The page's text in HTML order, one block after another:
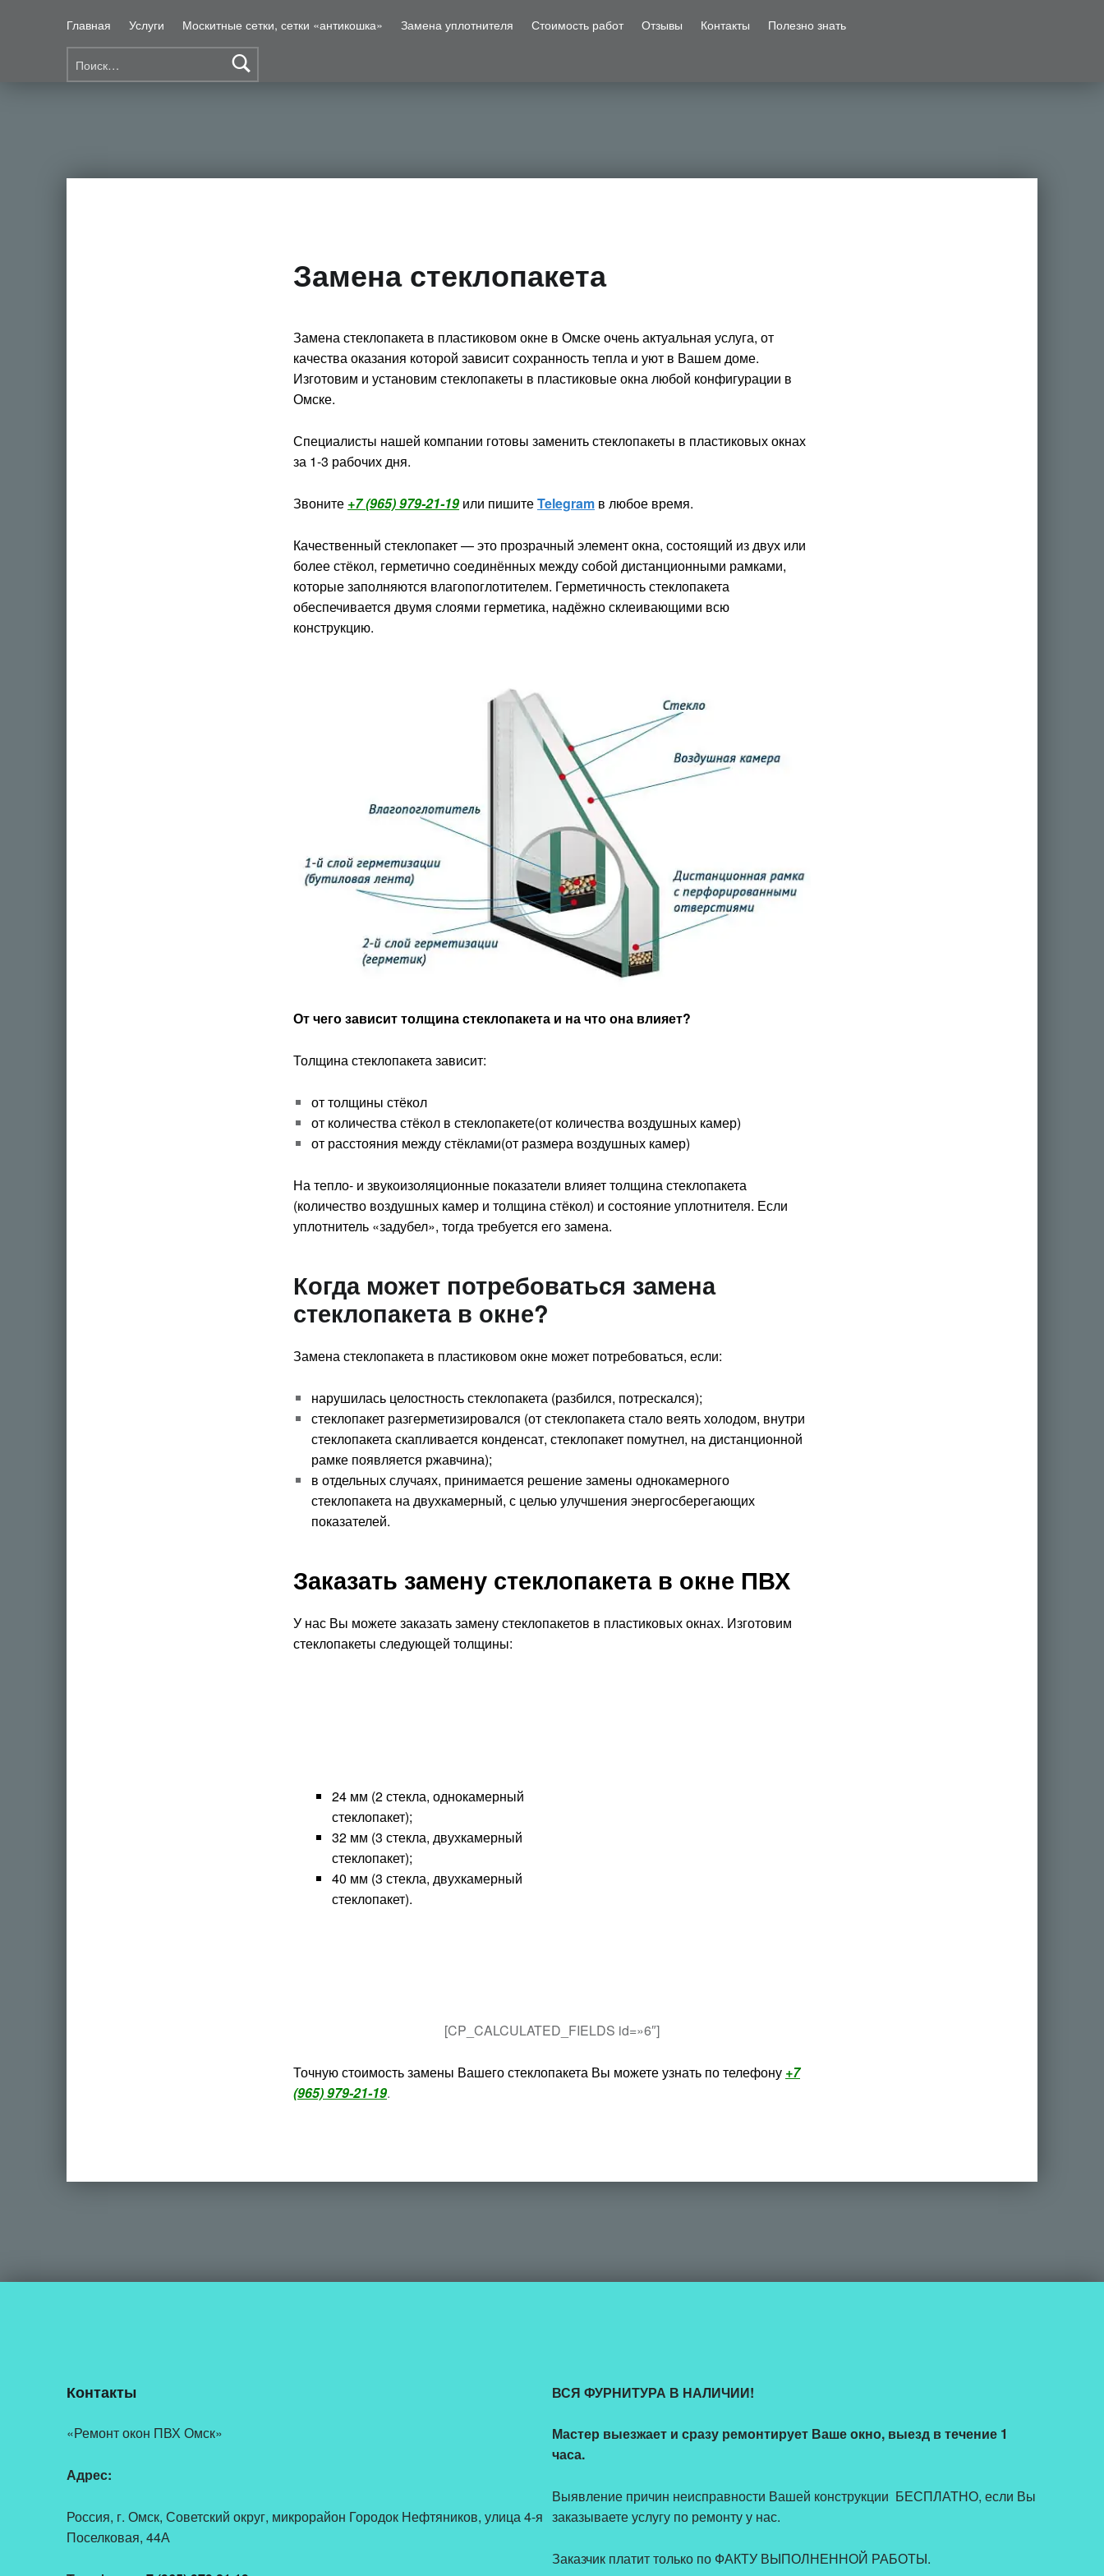
Найти:
Главная Услуги Москитные сетки, сетки «антикошка» Замена уплотнителя Стоимость работ Отзывы Контакты Полезно знать
Замена стеклопакета
Замена стеклопакета в пластиковом окне в Омске очень актуальная услуга, от
качества оказания которой зависит сохранность тепла и уют в Вашем доме.
Изготовим и установим стеклопакеты в пластиковые окна любой конфигурации в
Омске.
Специалисты нашей компании готовы заменить стеклопакеты в пластиковых окнах
за 1-3 рабочих дня.
Звоните +7 (965) 979-21-19или пишитеTelegramв любое время.
Качественный стеклопакет — это прозрачный элемент окна, состоящий из двух или
более стёкол, герметично соединённых между собой дистанционными рамками,
которые заполняются влагопоглотителем. Герметичность стеклопакета
обеспечивается двумя слоями герметика, надёжно склеивающими всю
конструкцию.
От чего зависит толщина стеклопакета и на что она влияет?
Толщина стеклопакета зависит:
от толщины стёкол
от количества стёкол в стеклопакете(от количества воздушных камер)
от расстояния между стёклами(от размера воздушных камер)
На тепло- и звукоизоляционные показатели влияет толщина стеклопакета
(количество воздушных камер и толщина стёкол) и состояние уплотнителя. Если
уплотнитель «задубел», тогда требуется его замена.
Когда может потребоваться замена
стеклопакета в окне?
Замена стеклопакета в пластиковом окне может потребоваться, если:
нарушилась целостность стеклопакета (разбился, потрескался);
стеклопакет разгерметизировался (от стеклопакета стало веять холодом, внутри
стеклопакета скапливается конденсат, стеклопакет помутнел, на дистанционной
рамке появляется ржавчина);
в отдельных случаях, принимается решение замены однокамерного
стеклопакета на двухкамерный, с целью улучшения энергосберегающих
показателей.
Заказать замену стеклопакета в окне ПВХ
У нас Вы можете заказать замену стеклопакетов в пластиковых окнах. Изготовим
стеклопакеты следующей толщины:
24 мм (2 стекла, однокамерный
стеклопакет);
32 мм (3 стекла, двухкамерный
стеклопакет);
40 мм (3 стекла, двухкамерный
стеклопакет).
[CP_CALCULATED_FIELDS id=»6″]
Точную стоимость замены Вашего стеклопакета Вы можете узнать по телефону +7
(965) 979-21-19.
Вернуться к главной навигации по сайту
Контакты
«Ремонт окон ПВХ Омск»
Адрес:
Россия, г. Омск, Советский округ, микрорайон Городок Нефтяников, улица 4-я
Поселковая, 44А
ВСЯ ФУРНИТУРА В НАЛИЧИИ!
Мастер выезжает и сразу ремонтирует Ваше окно, выезд в течение 1
часа.
Выявление причин неисправности Вашей конструкции БЕСПЛАТНО, если Вы
заказываете услугу по ремонту у нас.
Заказчик платит только по ФАКТУ ВЫПОЛНЕННОЙ РАБОТЫ.